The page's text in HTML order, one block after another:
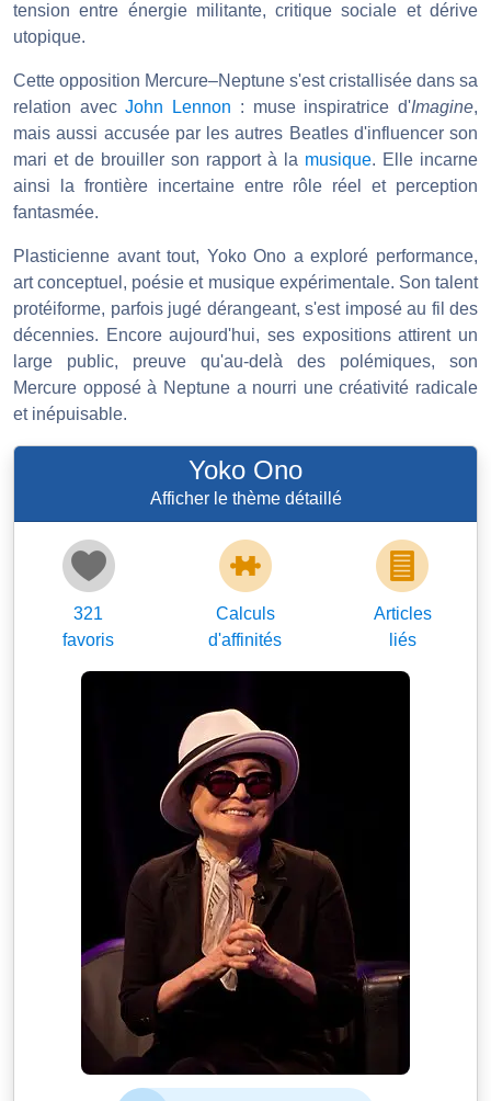
tension entre énergie militante, critique sociale et dérive
utopique.
Cette opposition Mercure–Neptune s'est cristallisée dans sa
relation avecJohn Lennon : muse inspiratrice d'Imagine,
mais aussi accusée par les autres Beatles d'influencer son
mari et de brouiller son rapport à la musique. Elle incarne
ainsi la frontière incertaine entre rôle réel et perception
fantasmée.
Plasticienne avant tout, Yoko Ono a exploré performance,
art conceptuel, poésie et musique expérimentale. Son talent
protéiforme, parfois jugé dérangeant, s'est imposé au fil des
décennies. Encore aujourd'hui, ses expositions attirent un
large public, preuve qu'au-delà des polémiques, son
Mercure opposé à Neptune a nourri une créativité radicale
et inépuisable.
Yoko Ono
Afficher le thème détaillé
321
favoris
Calculs
d'affinités
Articles
liés